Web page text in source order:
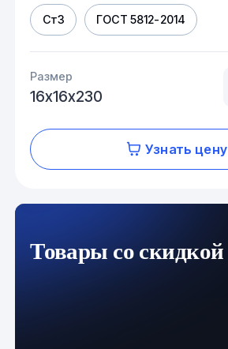
Ст3 ГOCT 5812-2014
Размер
16х16х230
Узнать цену
Товары со скидкой